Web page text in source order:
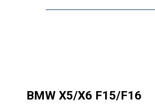
BMW X5/X6 F15/F16